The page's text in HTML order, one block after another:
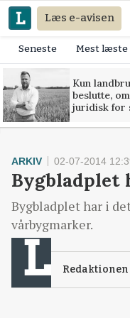
Læs e-avisen
Seneste Mest læste
Kun
beslutte,
juridisk for
ARKIV 02-07-2014
Bygbladplet
Bygbladplet har i
vårbygmarker.
Redaktionen